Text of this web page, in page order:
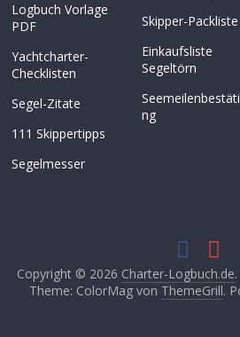
Logbuch Vorlage
PDF
Yachtcharter-
Checklisten
Segel-Zitate
111 Skippertipps
Segelmesser
Skipper-Packliste
Einkaufsliste
Segeltörn
ng
Copyright © 2026 Charter-Logbuch.de
Theme: ColorMag von ThemeGrill.